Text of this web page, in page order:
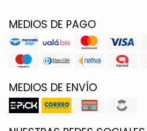
MEDIOS DE PAGO
MEDIOS DE ENVÍO